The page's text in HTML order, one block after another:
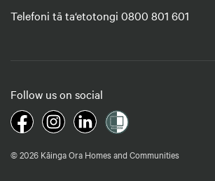
Telefoni tā ta‘etotongi 0800 801 601
Follow us on social
© 2026 Kāinga Ora Homes and Communities